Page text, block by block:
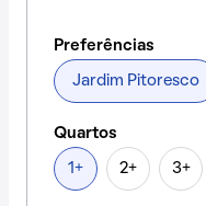
Preferências
Jardim Pitoresco
Quartos
1+ 2+ 3+